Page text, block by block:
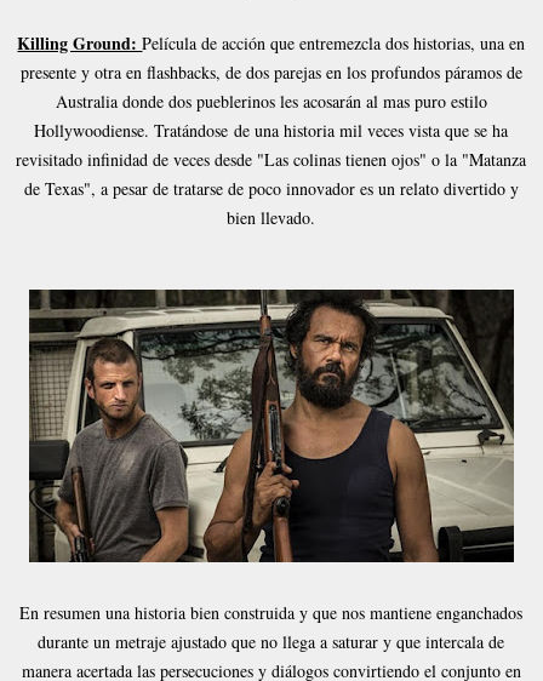
Killing Ground:Película de acción que entremezcla dos historias, una en
presente y otra en flashbacks, de dos parejas en los profundos páramos de
Australia donde dos pueblerinos les acosarán al mas puro estilo
Hollywoodiense. Tratándose de una historia mil veces vista que se ha
revisitado infinidad de veces desde "Las colinas tienen ojos" o la "Matanza
de Texas", a pesar de tratarse de poco innovador es un relato divertido y
bien llevado.
En resumen una historia bien construida y que nos mantiene enganchados
durante un metraje ajustado que no llega a saturar y que intercala de
manera acertada las persecuciones y diálogos convirtiendo el conjunto en